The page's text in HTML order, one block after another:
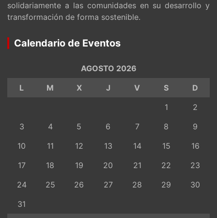
solidariamente a las comunidades en su desarrollo y
transformación de forma sostenible.
Calendario de Eventos
AGOSTO 2026
L
M X J V S
D
1
2
3
4 5 6 7 8
9
10
11 12 13 14 15
16
17
18 19 20 21 22
23
24
25 26 27 28 29
30
31